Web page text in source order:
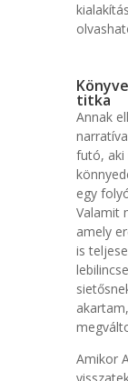
titka
Annak
futó, aki
egy
Valamit
amely
is
Amikor